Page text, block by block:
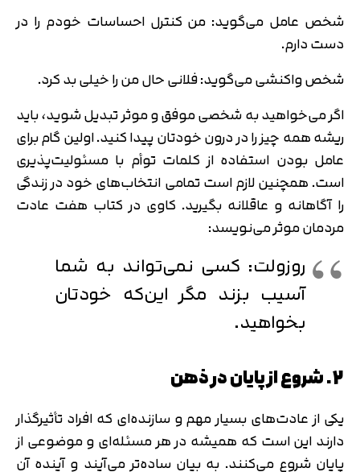
شخص عامل می‌گوید: من کنترل احساسات خودم را در
دست دارم.
شخص واکنشی می‌گوید: فلانی حال من را خیلی بد کرد.
اگر می‌خواهید به شخصی موفق و موثر تبدیل شوید، باید
ریشه همه چیز را در درون خودتان پیدا کنید. اولین گام برای
عامل بودن استفاده از کلمات توأم با مسئولیت‌‎پذیری
است. همچنین لازم است تمامی انتخاب‌های خود در زندگی
را آگاهانه و عاقلانه بگیرید. کاوی در کتاب هفت عادت
مردمان موثر می‌نویسد:
روزولت: کسی نمی‌تواند به شما
آسیب بزند مگر این‌که خودتان
بخواهید.
2. شروع از پایان در ذهن
یکی از عادت‌های بسیار مهم و سازنده‌ای که افراد تأثیرگذار
دارند این است که همیشه در هر مسئله‌ای و موضوعی از
پایان شروع می‌کنند. به بیان ساده‌تر می‌آیند و آینده آن